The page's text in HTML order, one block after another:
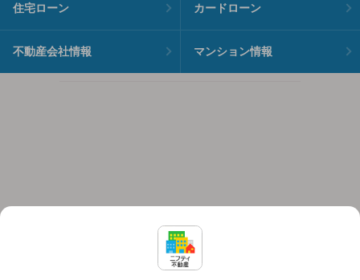
住宅ローン カードローン
不動産会社情報 マンション情報